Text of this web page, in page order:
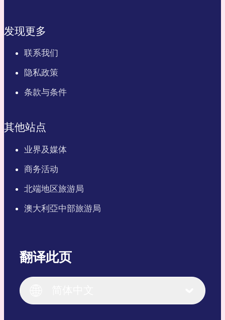
发现更多
联系我们
隐私政策
条款与条件
其他站点
业界及媒体
商务活动
北端地区旅游局
澳大利亞中部旅游局
翻译此页
English (US)